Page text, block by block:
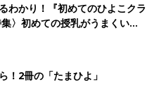
わかり！『初めてのひよこクラ
〉初めての授乳がうまくい
の基本と夏のトラブル 解決テ
！2冊の「たまひよ」